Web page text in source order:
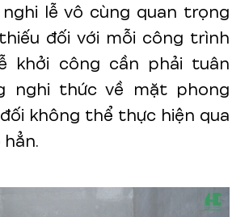
lễ vô cùng quan trọng
đối với mỗi công trình
khởi công cần phải tuân
nghi thức về mặt phong
không thể thực hiện qua